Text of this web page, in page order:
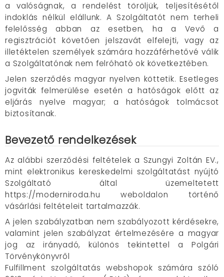
a valóságnak, a rendelést töröljük, teljesítésétől
indoklás nélkül elállunk. A Szolgáltatót nem terheli
felelősség abban az esetben, ha a Vevő a
regisztrációt követően jelszavát elfelejti, vagy az
illetéktelen személyek számára hozzáférhetővé válik
a Szolgáltatónak nem felróható ok következtében.
Jelen szerződés magyar nyelven köttetik. Esetleges
jogviták felmerülése esetén a hatóságok előtt az
eljárás nyelve magyar; a hatóságok tolmácsot
biztosítanak.
Bevezető rendelkezések
Az alábbi szerződési feltételek a Szungyi Zoltán EV.,
mint elektronikus kereskedelmi szolgáltatást nyújtó
Szolgáltató által üzemeltetett
https://moderniroda.hu weboldalon történő
vásárlási feltételeit tartalmazzák.
A jelen szabályzatban nem szabályozott kérdésekre,
valamint jelen szabályzat értelmezésére a magyar
jog az irányadó, különös tekintettel a Polgári
Törvénykönyvről
Fulfillment szolgáltatás webshopok számára szóló